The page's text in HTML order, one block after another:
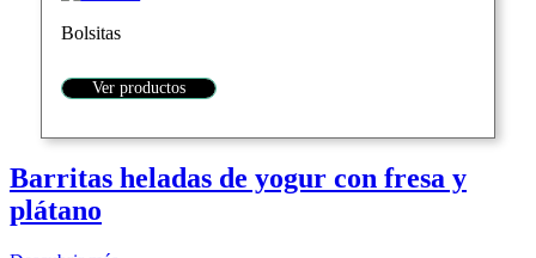
Bolsitas
Ver productos
Barritas heladas de yogur con fresa y
plátano